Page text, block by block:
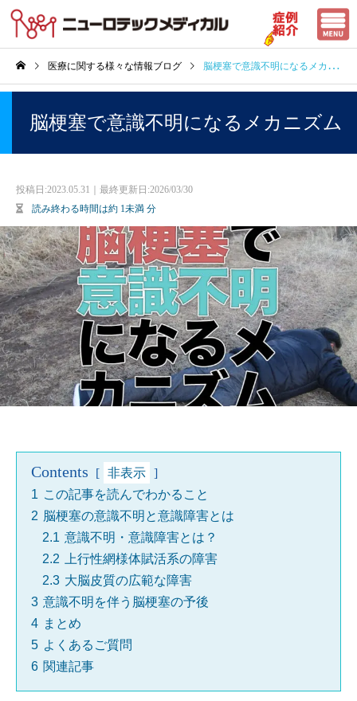
医療に関する様々な情報ブログ 脳梗塞で意識不明になるメカニズム
脳梗塞で意識不明になるメカニズム
投稿日:2023.05.31｜最終更新日:2026/03/30
読み終わる時間は約 1未満 分
Contents
非表示
1 この記事を読んでわかること
2 脳梗塞の意識不明と意識障害とは
2.1 意識不明・意識障害とは？
2.2
上行性網様体賦活系の障害
2.3 大脳皮質の広範な障害
3 意識不明を伴う脳梗塞の予後
4 まとめ
5 よくあるご質問
6 関連記事